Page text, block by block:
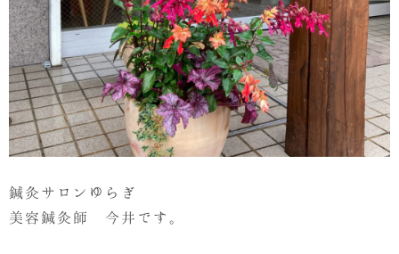
鍼灸サロンゆらぎ
美容鍼灸師 今井です。